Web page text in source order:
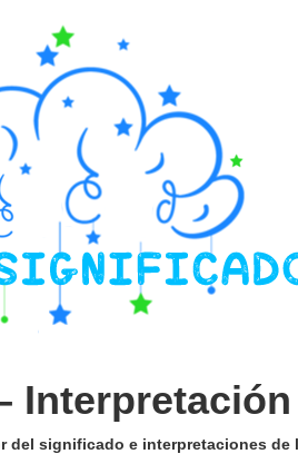
del significado e interpretaciones de